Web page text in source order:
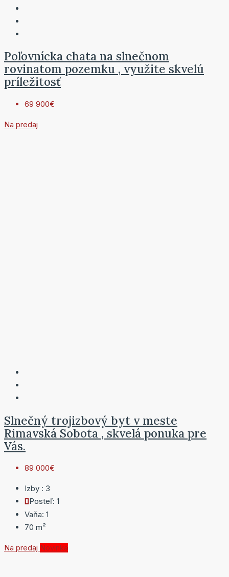
Poľovnícka chata na slnečnom
rovinatom pozemku , využite skvelú
príležitosť
69 900€
Na predaj
Slnečný trojizbový byt v meste
Rimavská Sobota , skvelá ponuka pre
Vás.
89 000€
Izby : 3
Posteľ: 1
Vaňa: 1
70 m²
Na predaj Novinka